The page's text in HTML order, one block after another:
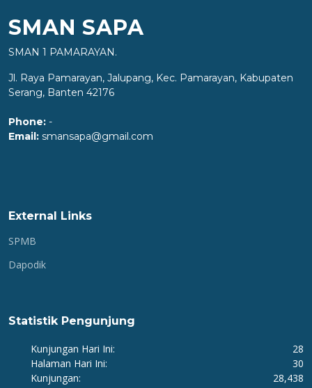
SMAN SAPA
SMAN 1 PAMARAYAN.
Jl. Raya Pamarayan, Jalupang, Kec. Pamarayan, Kabupaten
Serang, Banten 42176
Phone: -
Email: smansapa@gmail.com
External Links
SPMB
Dapodik
Statistik Pengunjung
Kunjungan Hari Ini:
28
Halaman Hari Ini:
30
Kunjungan:
28,438